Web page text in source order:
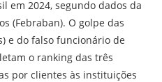
em 2024, segundo dados da
(Febraban). O golpe das
e do falso funcionário de
o ranking das três
por clientes às instituições